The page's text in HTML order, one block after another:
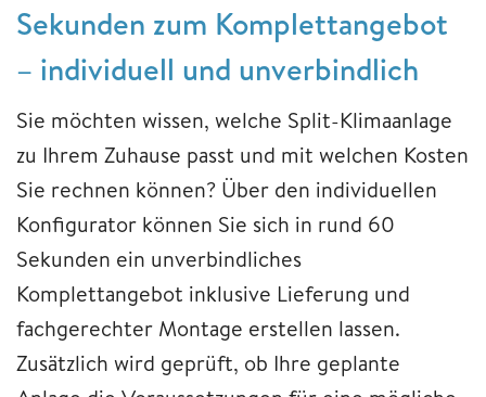
Sekunden zum Komplettangebot
– individuell und unverbindlich
Sie möchten wissen, welche Split-Klimaanlage
zu Ihrem Zuhause passt und mit welchen Kosten
Sie rechnen können? Über den individuellen
Konfigurator können Sie sich in rund 60
Sekunden ein unverbindliches
Komplettangebot inklusive Lieferung und
fachgerechter Montage erstellen lassen.
Zusätzlich wird geprüft, ob Ihre geplante